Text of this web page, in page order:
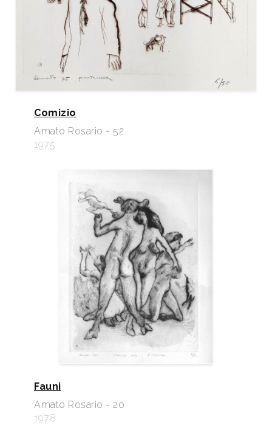
Comizio
Amato Rosario - 52
1975
Fauni
Amato Rosario - 20
1978